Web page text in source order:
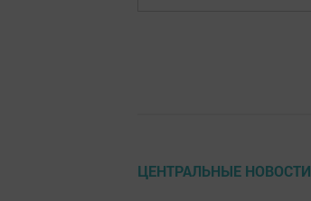
ЦЕНТРАЛЬНЫЕ НОВОСТИ